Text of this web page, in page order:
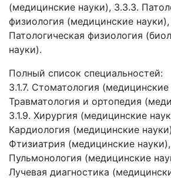
(медицинские науки), 3.3.3.
физиология (медицинские науки),
Патологическая физиология
науки).
Полный список специальностей:
3.1.7. Стоматология (медицинские
Травматология и ортопедия
3.1.9. Хирургия (медицинские
Кардиология (медицинские
Фтизиатрия (медицинские науки),
Пульмонология (медицинские
Лучевая диагностика